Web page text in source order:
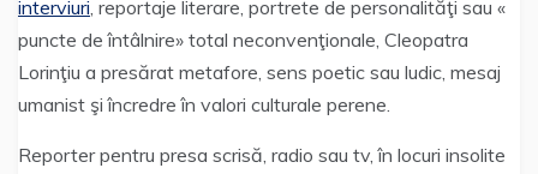
interviuri, reportaje literare, portrete de personalităţi sau «
puncte de întâlnire» total neconvenţionale, Cleopatra
Lorinţiu a presărat metafore, sens poetic sau ludic, mesaj
umanist şi încredre în valori culturale perene.
Reporter pentru presa scrisă, radio sau tv, în locuri insolite